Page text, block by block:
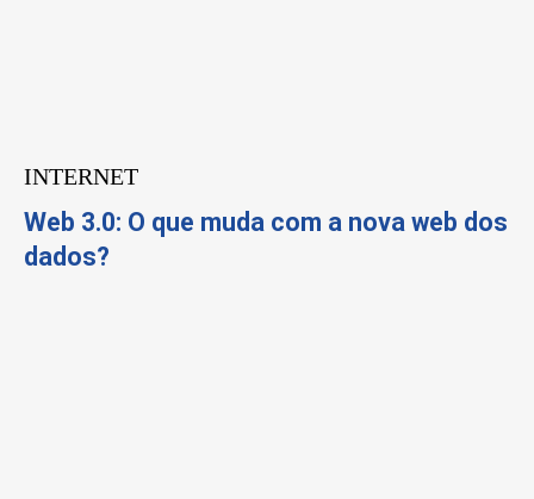
INTERNET
Web 3.0: O que muda com a nova web dos
dados?